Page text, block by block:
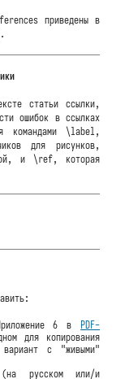
приведены в
статьи ссылки,
ошибок в ссылках
командами \label,
для рисунков,
и \ref, которая
6 в PDF-
для копирования
вариант с "живыми"
(на русском или/и